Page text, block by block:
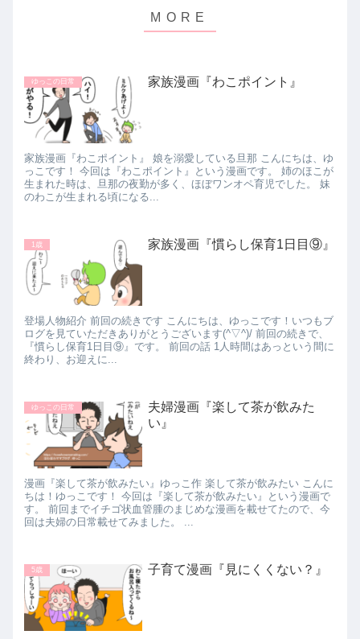
ゆっこの日常 家族漫画『わこポイント』
家族漫画『わこポイント』 娘を溺愛している旦那 こんにちは、ゆ
っこです！ 今回は『わこポイント』という漫画です。 姉のほこが
生まれた時は、旦那の夜勤が多く、ほぼワンオペ育児でした。 妹
のわこが生まれる頃になる...
1歳 家族漫画『慣らし保育1日目⑨』
登場人物紹介 前回の続きです こんにちは、ゆっこです！いつもブ
ログを見ていただきありがとうございます(^▽^)/ 前回の続きで、
『慣らし保育1日目⑨』です。 前回の話 1人時間はあっという間に
終わり、お迎えに...
ゆっこの日常
夫婦漫画『楽して茶が飲みた
い』
漫画『楽して茶が飲みたい』ゆっこ作 楽して茶が飲みたい こんに
ちは！ゆっこです！ 今回は『楽して茶が飲みたい』という漫画で
す。 前回までイチゴ状血管腫のまじめな漫画を載せてたので、今
回は夫婦の日常載せてみました。 ...
5歳 子育て漫画『見にくくない？』